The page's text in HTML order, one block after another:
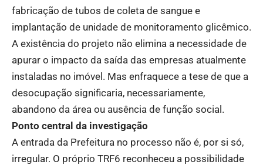
fabricação de tubos de coleta de sangue e
implantação de unidade de monitoramento glicêmico.
A existência do projeto não elimina a necessidade de
apurar o impacto da saída das empresas atualmente
instaladas no imóvel. Mas enfraquece a tese de que a
desocupação significaria, necessariamente,
abandono da área ou ausência de função social.
Ponto central da investigação
A entrada da Prefeitura no processo não é, por si só,
irregular. O próprio TRF6 reconheceu a possibilidade